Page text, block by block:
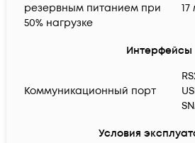
резервным питанием при
50% нагрузке
Интерфейсы
Коммуникационный порт
Условия